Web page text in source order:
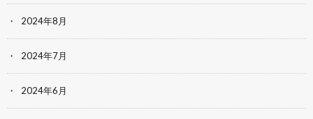
2024年8月
2024年7月
2024年6月